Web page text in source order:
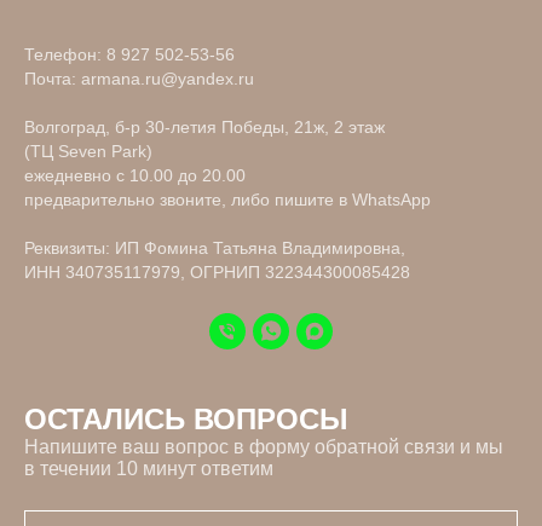
Телефон: 8 927 502-53-56
Почта: armana.ru@yandex.ru
Волгоград, б-р 30-летия Победы, 21ж, 2 этаж
(ТЦ Seven Park)
ежедневно с 10.00 до 20.00
предварительно звоните, либо пишите в WhatsApp
Реквизиты: ИП Фомина Татьяна Владимировна,
ИНН 340735117979, ОГРНИП 322344300085428
ОСТАЛИСЬ ВОПРОСЫ
Напишите ваш вопрос в форму обратной связи и мы
в течении 10 минут ответим